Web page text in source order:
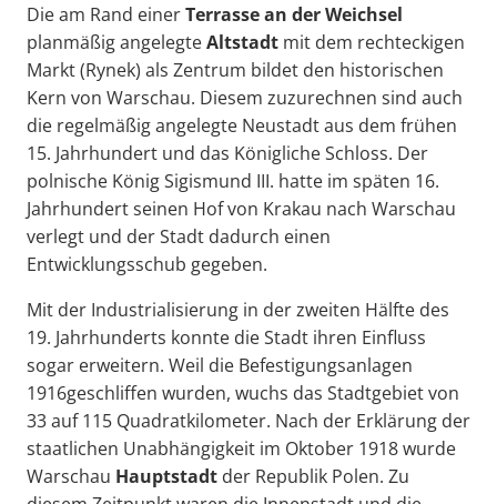
Die am Rand einerTerrasse an der Weichsel
planmäßig angelegteAltstadt mit dem rechteckigen
Markt (Rynek) als Zentrum bildet den historischen
Kern von Warschau. Diesem zuzurechnen sind auch
die regelmäßig angelegte Neustadt aus dem frühen
15. Jahrhundert und das Königliche Schloss. Der
polnische König Sigismund III. hatte im späten 16.
Jahrhundert seinen Hof von Krakau nach Warschau
verlegt und der Stadt dadurch einen
Entwicklungsschub gegeben.
Mit der Industrialisierung in der zweiten Hälfte des
19. Jahrhunderts konnte die Stadt ihren Einfluss
sogar erweitern. Weil die Befestigungsanlagen
1916geschliffen wurden, wuchs das Stadtgebiet von
33 auf 115 Quadratkilometer. Nach der Erklärung der
staatlichen Unabhängigkeit im Oktober 1918 wurde
Warschau Hauptstadt der Republik Polen. Zu